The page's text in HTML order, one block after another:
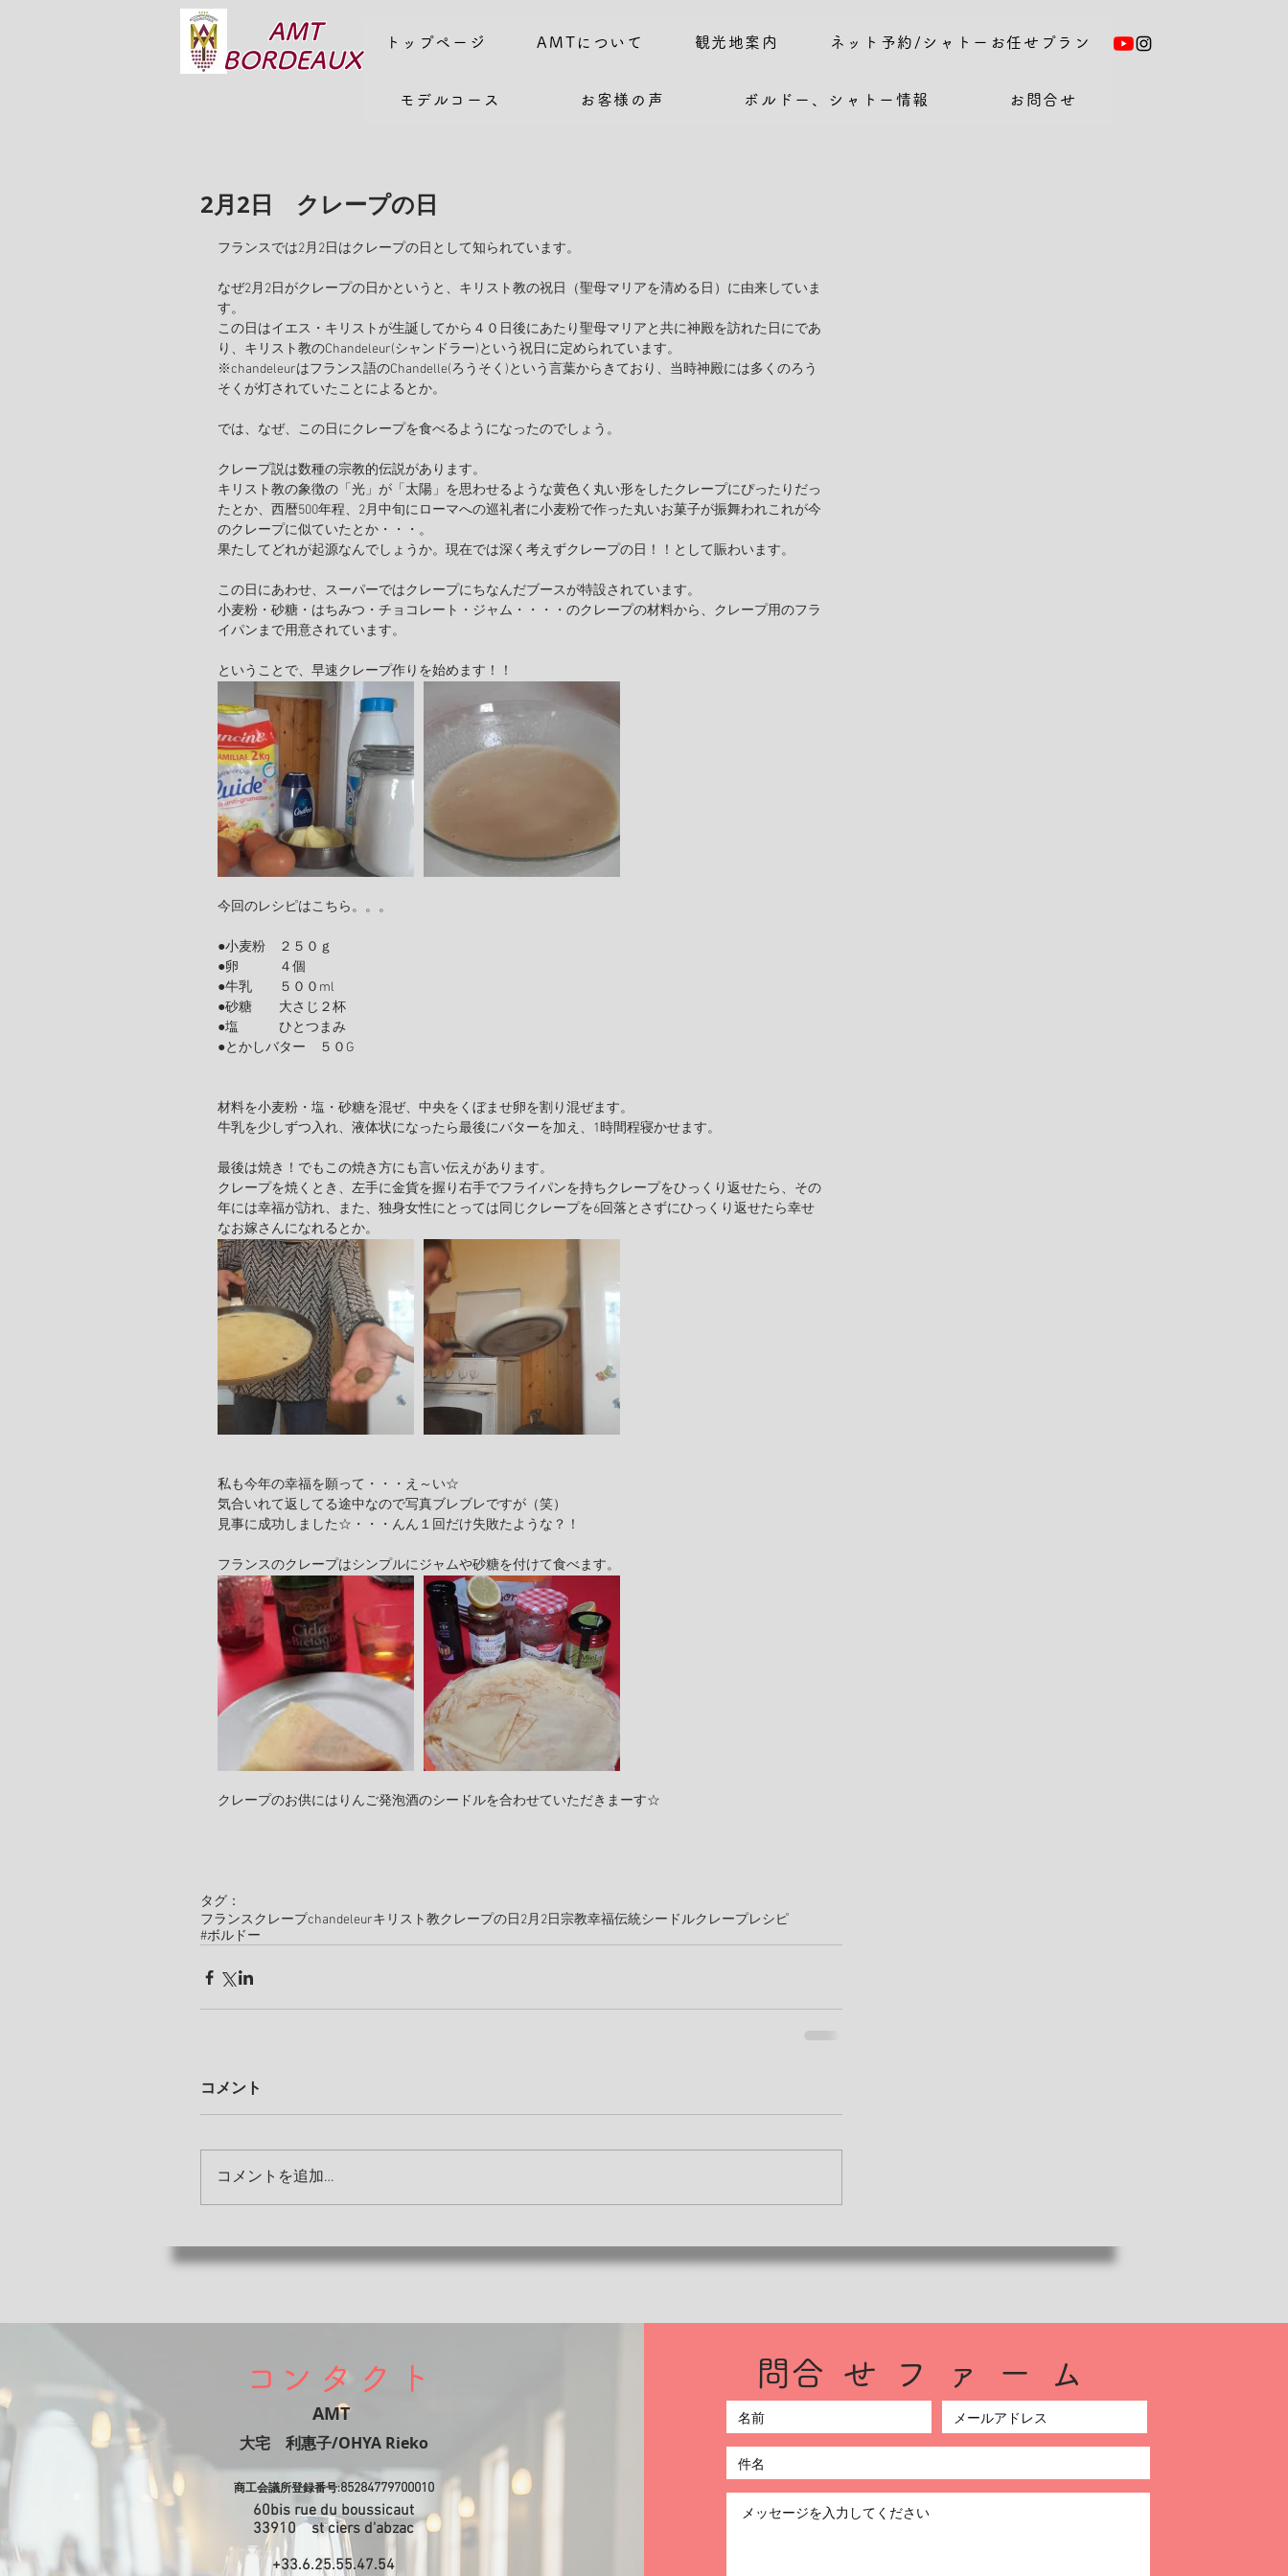
AMT
BORDEAUX
トップページ AMTについて 観光地案内 ネット予約/シャトーお任せプラン
モデルコース お客様の声 ボルドー、シャトー情報 お問合せ
2月2日 クレープの日
フランスでは2月2日はクレープの日として知られています。
なぜ2月2日がクレープの日かというと、キリスト教の祝日（聖母マリアを清める日）に由来していま
す。
この日はイエス・キリストが生誕してから４０日後にあたり聖母マリアと共に神殿を訪れた日にであ
り、キリスト教のChandeleur(シャンドラー)という祝日に定められています。
※chandeleurはフランス語のChandelle(ろうそく)という言葉からきており、当時神殿には多くのろう
そくが灯されていたことによるとか。
では、なぜ、この日にクレープを食べるようになったのでしょう。
クレープ説は数種の宗教的伝説があります。
キリスト教の象徴の「光」が「太陽」を思わせるような黄色く丸い形をしたクレープにぴったりだっ
たとか、西暦500年程、2月中旬にローマへの巡礼者に小麦粉で作った丸いお菓子が振舞われこれが今
のクレープに似ていたとか・・・。
果たしてどれが起源なんでしょうか。現在では深く考えずクレープの日！！として賑わいます。
この日にあわせ、スーパーではクレープにちなんだブースが特設されています。
小麦粉・砂糖・はちみつ・チョコレート・ジャム・・・・のクレープの材料から、クレープ用のフラ
イパンまで用意されています。
ということで、早速クレープ作りを始めます！！
今回のレシピはこちら。。。
●小麦粉　２５０ｇ
●卵　　　４個
●牛乳　　５００ml
●砂糖　　大さじ２杯
●塩　　　ひとつまみ
●とかしバター　５０G
材料を小麦粉・塩・砂糖を混ぜ、中央をくぼませ卵を割り混ぜます。
牛乳を少しずつ入れ、液体状になったら最後にバターを加え、1時間程寝かせます。
最後は焼き！でもこの焼き方にも言い伝えがあります。
クレープを焼くとき、左手に金貨を握り右手でフライパンを持ちクレープをひっくり返せたら、その
年には幸福が訪れ、また、独身女性にとっては同じクレープを6回落とさずにひっくり返せたら幸せ
なお嫁さんになれるとか。
私も今年の幸福を願って・・・え～い☆
気合いれて返してる途中なので写真ブレブレですが（笑）
見事に成功しました☆・・・んん１回だけ失敗たような？！
フランスのクレープはシンプルにジャムや砂糖を付けて食べます。
クレープのお供にはりんご発泡酒のシードルを合わせていただきまーす☆
タグ：
フランスクレープchandeleurキリスト教クレープの日 2月2日宗教幸福伝統シードルクレープレシピ
#ボルドー
コメント
コメントを追加…
​コンタクト
AMT
​大宅 利惠子/OHYA Rieko
商工会議所登録番号:85284779700010
60bis rue du boussicaut
​33910 st ciers d'abzac
+33.6.25.55.47.54
​問合せファーム